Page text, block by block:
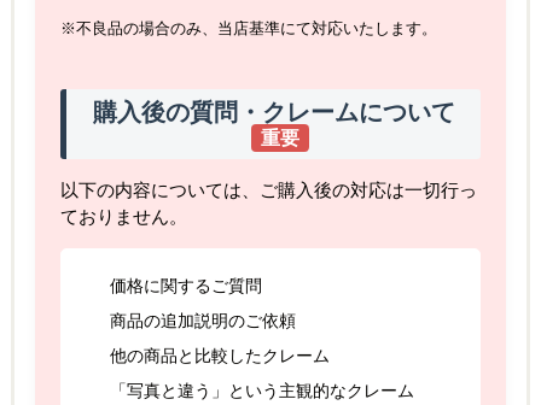
※不良品の場合のみ、当店基準にて対応いたします。
購入後の質問・クレームについて
重要
以下の内容については、ご購入後の対応は一切行っ
ておりません。
価格に関するご質問
商品の追加説明のご依頼
他の商品と比較したクレーム
「写真と違う」という主観的なクレーム